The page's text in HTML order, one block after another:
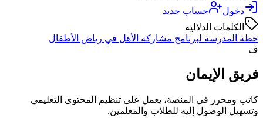
دخول
حساب جديد
الكلمات الدلالية
خطة المدرسة لبرنامج مشاركة الأهل في رياض الأطفال
ف
فريق الإيمان
كاتب ومحرر في المنصة، يعمل على تنظيم المحتوى التعليمي
وتسهيل الوصول إليه للطلاب والمعلمين.